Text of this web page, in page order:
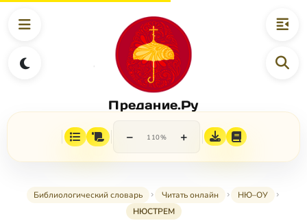
Предание.Ру
− 110% +
Библиологический словарь Читать онлайн
НЮ–ОУ
НЮСТРЕМ